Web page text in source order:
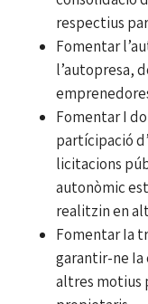
respectius
Fomentar
l’autopresa,
Fomentar I
partícipació
licitacions
autonòmic
realitzin en
Fomentar Ia
garantir-ne
altres motius